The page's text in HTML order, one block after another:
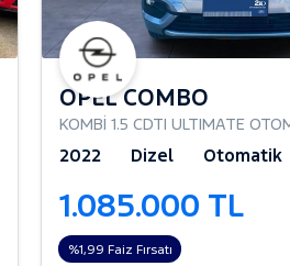
OPEL COMBO
KOMBİ 1.5 CDTI ULTIMATE
2022 Dizel Otomatik
1.085.000 TL
%1,99 Faiz Fırsatı